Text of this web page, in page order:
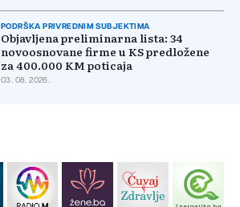
PODRŠKA PRIVREDNIM SUBJEKTIMA
Objavljena preliminarna lista: 34
novoosnovane firme u KS predložene
za 400.000 KM poticaja
03. 08. 2026.